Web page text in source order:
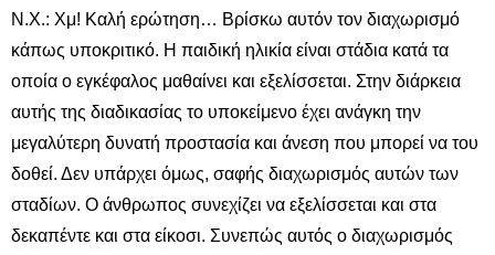
Ν.Χ.: Χμ! Καλή ερώτηση… Βρίσκω αυτόν τον διαχωρισμό
κάπως υποκριτικό. Η παιδική ηλικία είναι στάδια κατά τα
οποία ο εγκέφαλος μαθαίνει και εξελίσσεται. Στην διάρκεια
αυτής της διαδικασίας το υποκείμενο έχει ανάγκη την
μεγαλύτερη δυνατή προστασία και άνεση που μπορεί να του
δοθεί. Δεν υπάρχει όμως, σαφής διαχωρισμός αυτών των
σταδίων. Ο άνθρωπος συνεχίζει να εξελίσσεται και στα
δεκαπέντε και στα είκοσι. Συνεπώς αυτός ο διαχωρισμός